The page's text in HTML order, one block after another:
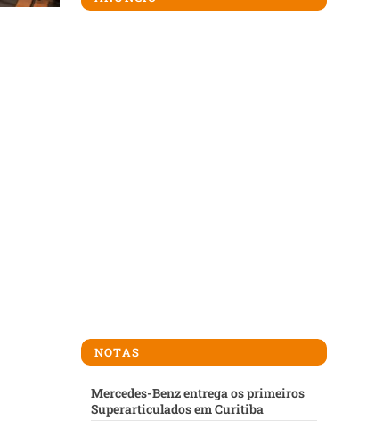
NOTAS
Mercedes-Benz entrega os primeiros
Superarticulados em Curitiba